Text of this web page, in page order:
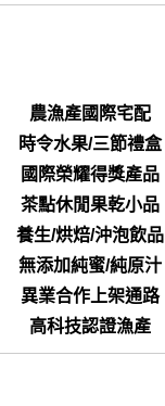
農漁產國際宅配
時令水果/三節禮盒
國際榮耀得獎產品
茶點休閒果乾小品
養生/烘焙/沖泡飲品
無添加純蜜/純原汁
異業合作上架通路
高科技認證漁產